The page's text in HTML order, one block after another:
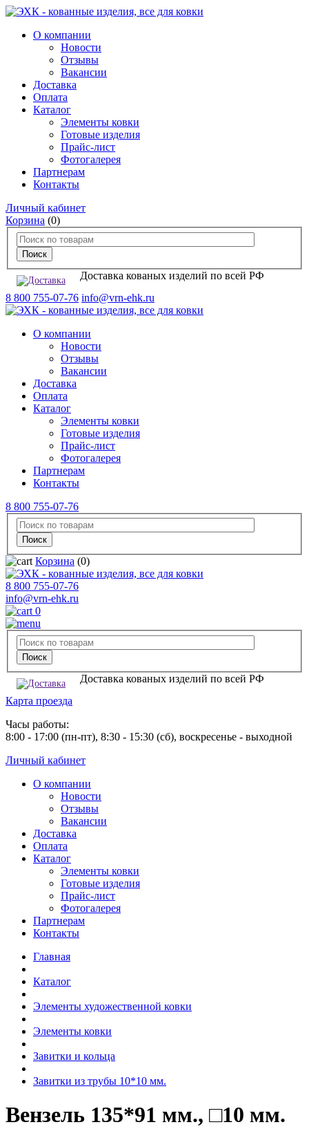
О компании
Новости
Отзывы
Вакансии
Доставка
Оплата
Каталог
Элементы ковки
Готовые изделия
Прайс-лист
Фотогалерея
Партнерам
Контакты
Личный кабинет
Корзина (0)
Доставка кованых изделий по всей РФ
8 800 755-07-76 info@vrn-ehk.ru
О компании
Новости
Отзывы
Вакансии
Доставка
Оплата
Каталог
Элементы ковки
Готовые изделия
Прайс-лист
Фотогалерея
Партнерам
Контакты
8 800 755-07-76
Корзина (0)
8 800 755-07-76
info@vrn-ehk.ru
0
Доставка кованых изделий по всей РФ
Карта проезда
Часы работы:
8:00 - 17:00 (пн-пт), 8:30 - 15:30 (сб), воскресенье - выходной
Личный кабинет
О компании
Новости
Отзывы
Вакансии
Доставка
Оплата
Каталог
Элементы ковки
Готовые изделия
Прайс-лист
Фотогалерея
Партнерам
Контакты
Главная
Каталог
Элементы художественной ковки
Элементы ковки
Завитки и кольца
Завитки из трубы 10*10 мм.
Вензель 135*91 мм., □10 мм.